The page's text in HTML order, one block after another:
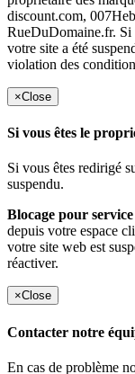
discount.com,
RueDuDomaine.fr. Si
votre site a été
violation des
×Close
Si vous êtes le
Si vous êtes redirigé
suspendu.
Blocage pour
depuis votre espace
votre site web est
réactiver.
×Close
Contacter notre
En cas de problème